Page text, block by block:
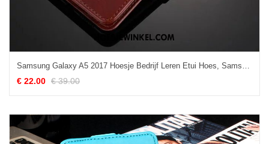
Samsung Galaxy A5 2017 Hoesje Bedrijf Leren Etui Hoes, Samsung Galaxy A5 2017 Hoesje Trendy Merk Dun Braun
€ 22.00 € 39.00